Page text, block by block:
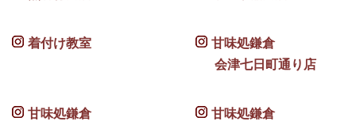
着付け教室
甘味処鎌倉
会津七日町通り店
甘味処鎌倉
甘味処鎌倉